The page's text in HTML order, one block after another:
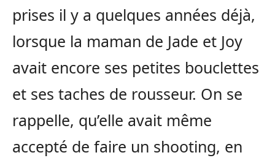
prises il y a quelques années déjà,
lorsque la maman de Jade et Joy
avait encore ses petites bouclettes
et ses taches de rousseur. On se
rappelle, qu’elle avait même
accepté de faire un shooting, en